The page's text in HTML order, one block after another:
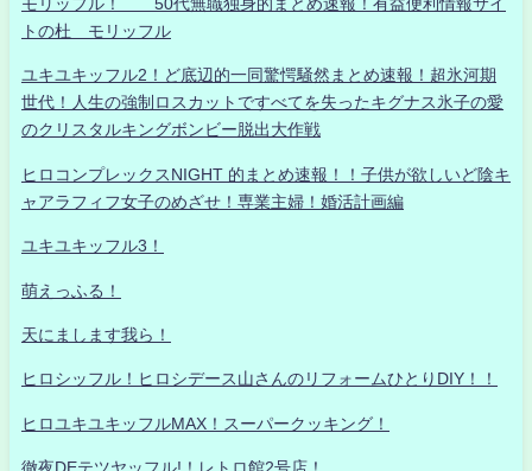
モリッフル！ 50代無職独身的まとめ速報！有益便利情報サイ
トの杜 モリッフル
ユキユキッフル2！ど底辺的一同驚愕騒然まとめ速報！超氷河期
世代！人生の強制ロスカットですべてを失ったキグナス氷子の愛
のクリスタルキングボンビー脱出大作戦
ヒロコンプレックスNIGHT 的まとめ速報！！子供が欲しいど陰キ
ャアラフィフ女子のめざせ！専業主婦！婚活計画編
ユキユキッフル3！
萌えっふる！
天にまします我ら！
ヒロシッフル！ヒロシデース山さんのリフォームひとりDIY！！
ヒロユキユキッフルMAX！スーパークッキング！
徹夜DEテツヤッフル!！レトロ館2号店！